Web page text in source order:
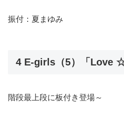
振付：夏まゆみ
4 E-girls（5）「Love ☆
階段最上段に板付き登場～